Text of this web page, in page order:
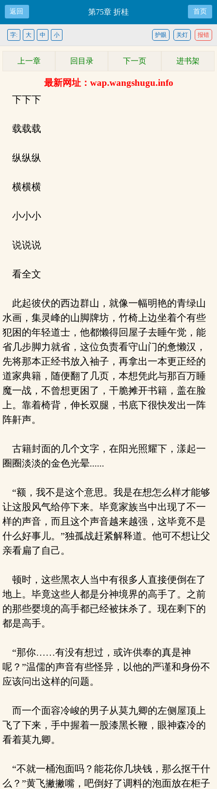
返回 第75章 折桂 首页
报错
关灯
护眼
字: 大 中 小
上一章 回目录 下一页 进书架
最新网址：wap.wangshugu.info
下下下
载载载
纵纵纵
横横横
小小小
说说说
看全文
此起彼伏的西边群山，就像一幅明艳的青绿山
水画，集灵峰的山脚牌坊，竹椅上边坐着个有些
犯困的年轻道士，他都懒得回屋子去睡午觉，能
省几步脚力就省，这位负责看守山门的惫懒汉，
先将那本正经书放入袖子，再拿出一本更正经的
道家典籍，随便翻了几页，本想凭此与那百万睡
魔一战，不曾想更困了，干脆摊开书籍，盖在脸
上。靠着椅背，伸长双腿，书底下很快发出一阵
阵鼾声。
古籍封面的几个文字，在阳光照耀下，漾起一
圈圈淡淡的金色光晕......
“额，我不是这个意思。我是在想怎么样才能够
让这股风气给停下来。毕竟家族当中出现了不一
样的声音，而且这个声音越来越强，这毕竟不是
什么好事儿。”独孤战赶紧解释道。他可不想让父
亲看扁了自己。
顿时，这些黑衣人当中有很多人直接便倒在了
地上。毕竟这些人都是分神境界的高手了。之前
的那些婴境的高手都已经被抹杀了。现在剩下的
都是高手。
“那你……有没有想过，或许供奉的真是神
呢？”温儒的声音有些怪异，以他的严谨和身份不
应该问出这样的问题。
而一个面容冷峻的男子从莫九卿的左侧屋顶上
飞了下来，手中握着一股漆黑长鞭，眼神森冷的
看着莫九卿。
“不就一桶泡面吗？能花你几块钱，那么抠干什
么？”黄飞撇撇嘴，吧倒好了调料的泡面放在柜子